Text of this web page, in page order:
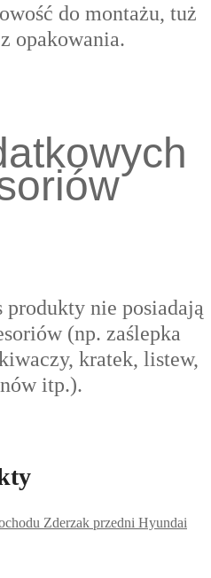
do montażu, tuż
opakowania.
produkty nie posiadają
(np. zaślepka
kratek, listew,
itp.).